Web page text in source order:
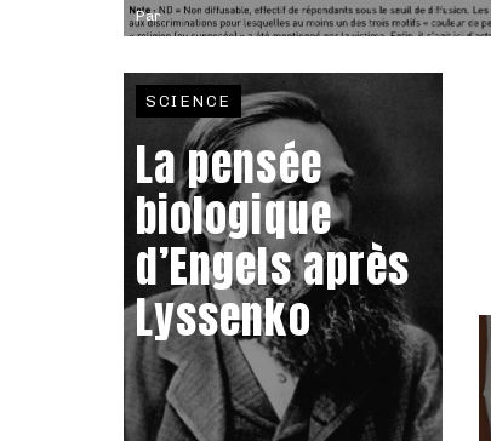
Par
SCIENCE
La pensée
biologique
d’Engels après
Lyssenko